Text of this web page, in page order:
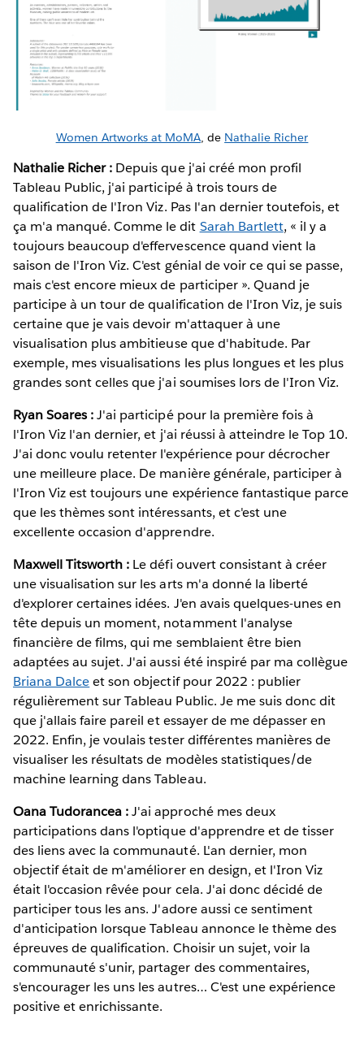
Women Artworks at MoMA, de Nathalie Richer
Nathalie Richer : Depuis que j'ai créé mon profil
Tableau Public, j'ai participé à trois tours de
qualification de l'Iron Viz. Pas l'an dernier toutefois, et
ça m'a manqué. Comme le dit Sarah Bartlett, « il y a
toujours beaucoup d'effervescence quand vient la
saison de l'Iron Viz. C'est génial de voir ce qui se passe,
mais c'est encore mieux de participer ». Quand je
participe à un tour de qualification de l'Iron Viz, je suis
certaine que je vais devoir m'attaquer à une
visualisation plus ambitieuse que d'habitude. Par
exemple, mes visualisations les plus longues et les plus
grandes sont celles que j'ai soumises lors de l'Iron Viz.
Ryan Soares :J'ai participé pour la première fois à
l'Iron Viz l'an dernier, et j'ai réussi à atteindre le Top 10.
J'ai donc voulu retenter l'expérience pour décrocher
une meilleure place. De manière générale, participer à
l'Iron Viz est toujours une expérience fantastique parce
que les thèmes sont intéressants, et c'est une
excellente occasion d'apprendre.
Maxwell Titsworth : Le défi ouvert consistant à créer
une visualisation sur les arts m'a donné la liberté
d'explorer certaines idées. J'en avais quelques-unes en
tête depuis un moment, notamment l'analyse
financière de films, qui me semblaient être bien
adaptées au sujet. J'ai aussi été inspiré par ma collègue
Briana Dalceet son objectif pour 2022 : publier
régulièrement sur Tableau Public. Je me suis donc dit
que j'allais faire pareil et essayer de me dépasser en
2022. Enfin, je voulais tester différentes manières de
visualiser les résultats de modèles statistiques/de
machine learning dans Tableau.
Oana Tudorancea :J'ai approché mes deux
participations dans l'optique d'apprendre et de tisser
des liens avec la communauté. L'an dernier, mon
objectif était de m'améliorer en design, et l'Iron Viz
était l'occasion rêvée pour cela. J'ai donc décidé de
participer tous les ans. J'adore aussi ce sentiment
d'anticipation lorsque Tableau annonce le thème des
épreuves de qualification. Choisir un sujet, voir la
communauté s'unir, partager des commentaires,
s'encourager les uns les autres… C'est une expérience
positive et enrichissante.